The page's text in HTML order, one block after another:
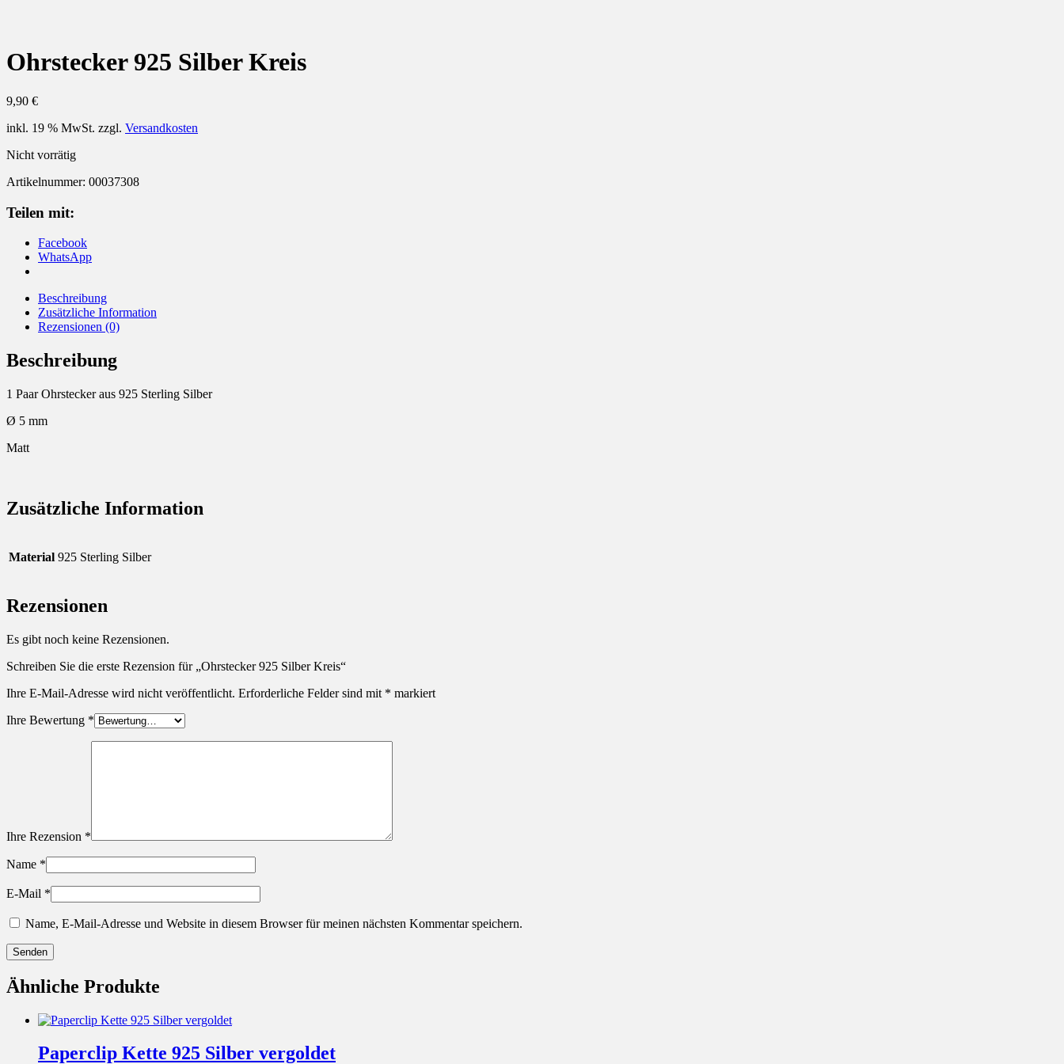
Ohrstecker 925 Silber Kreis
9,90 €
inkl. 19 % MwSt. zzgl. Versandkosten
Nicht vorrätig
Artikelnummer: 00037308
Teilen mit:
Facebook
WhatsApp
Beschreibung
Zusätzliche Information
Rezensionen (0)
Beschreibung
1 Paar Ohrstecker aus 925 Sterling Silber
Ø 5 mm
Matt
Zusätzliche Information
Material 925 Sterling Silber
Rezensionen
Es gibt noch keine Rezensionen.
Schreiben Sie die erste Rezension für „Ohrstecker 925 Silber Kreis“
Ihre E-Mail-Adresse wird nicht veröffentlicht. Erforderliche Felder sind mit * markiert
Ihre Bewertung *
Ihre Rezension *
Name *
E-Mail *
Name, E-Mail-Adresse und Website in diesem Browser für meinen nächsten Kommentar speichern.
Ähnliche Produkte
Paperclip Kette 925 Silber vergoldet